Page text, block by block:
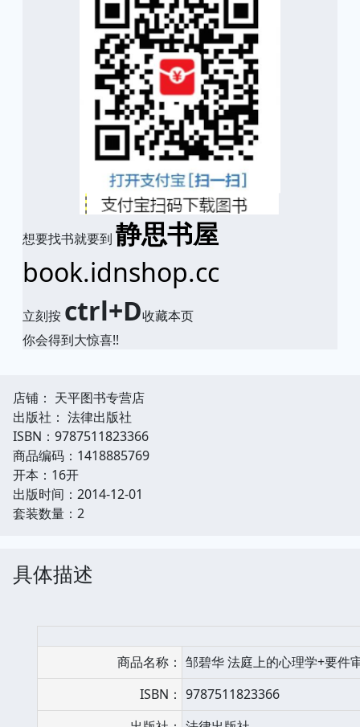
想要找书就要到 静思书屋
book.idnshop.cc
立刻按 ctrl+D收藏本页
你会得到大惊喜!!
店铺： 天平图书专营店
出版社： 法律出版社
ISBN：9787511823366
商品编码：1418885769
开本：16开
出版时间：2014-12-01
套装数量：2
具体描述
商品名称： 邹碧华 法庭上的心理学+要件
ISBN： 9787511823366